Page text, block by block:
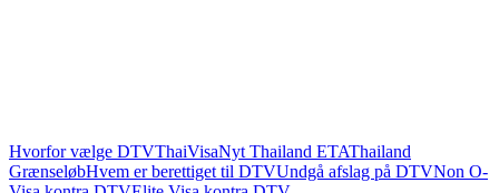
Hvorfor vælge DTVThaiVisaNyt Thailand ETAThailand
GrænseløbHvem er berettiget til DTVUndgå afslag på DTVNon O-